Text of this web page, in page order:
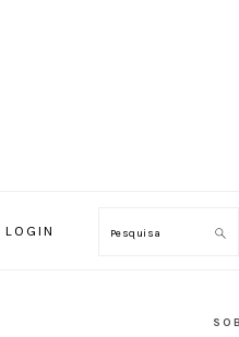
LOGIN Search